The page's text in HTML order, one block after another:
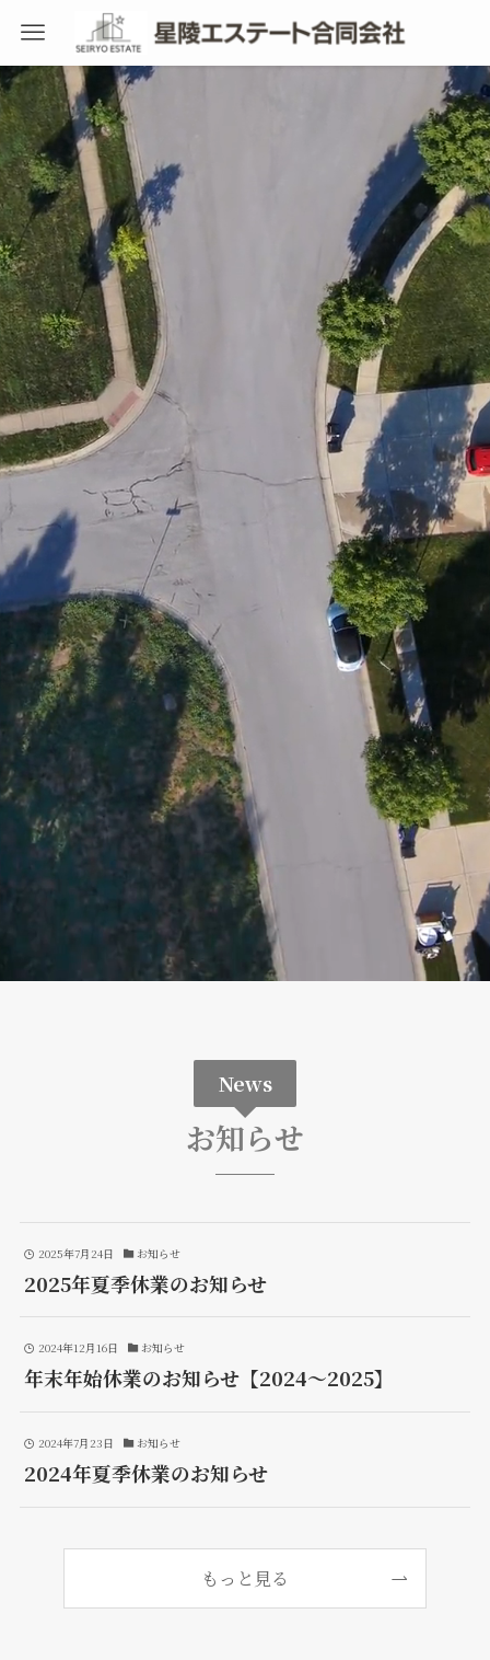
News
お知らせ
2025年7月24日 お知らせ
2025年夏季休業のお知らせ
2024年12月16日 お知らせ
年末年始休業のお知らせ【2024～2025】
2024年7月23日 お知らせ
2024年夏季休業のお知らせ
もっと見る